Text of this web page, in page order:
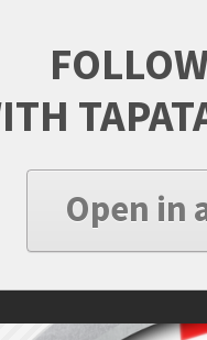
Open in